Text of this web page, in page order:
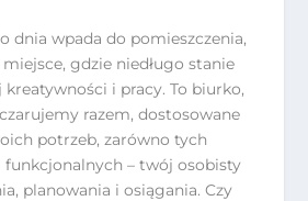
dnia wpada do pomieszczenia,
gdzie niedługo stanie
i pracy. To biurko,
razem, dostosowane
potrzeb, zarówno tych
funkcjonalnych – twój osobisty
planowania i osiągania. Czy